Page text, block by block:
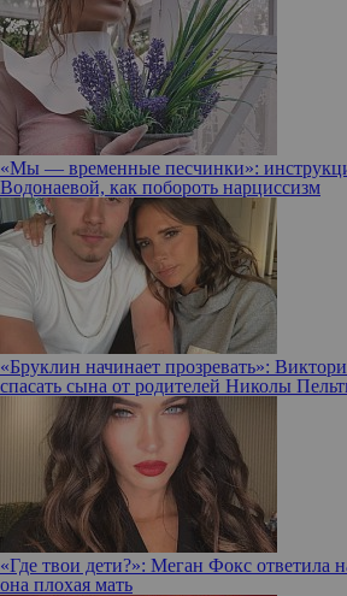
«Мы — временные песчинки»:
Водонаевой, как побороть нарциссизм
«Бруклин начинает прозревать»:
спасать сына от родителей Николы
«Где твои дети?»: Меган Фокс ответила
она плохая мать